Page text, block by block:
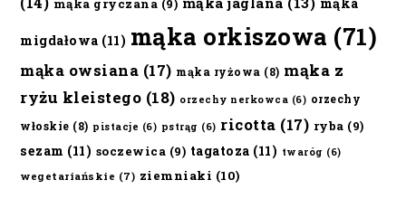
mąka gryczana (9)
migdałowa (11) mąka orkiszowa (71)
mąka owsiana (17) mąka ryżowa (8) mąka z
ryżu kleistego (18) orzechy nerkowca (6) orzechy
włoskie (8) pistacje (6) pstrąg (6) ricotta (17) ryba (9)
sezam (11) soczewica (9) tagatoza (11) twaróg (6)
wegetariańskie (7) ziemniaki (10)